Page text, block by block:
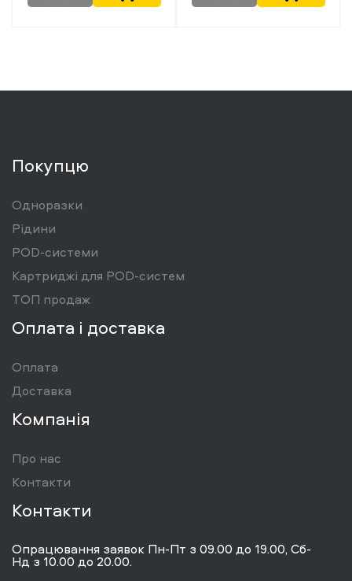
Покупцю
Одноразки
Рідини
POD-системи
Картриджі для POD-систем
ТОП продаж
Оплата і доставка
Оплата
Доставка
Компанія
Про нас
Контакти
Контакти
Опрацювання заявок Пн-Пт з 09.00 до 19.00, Сб-
Нд з 10.00 до 20.00.